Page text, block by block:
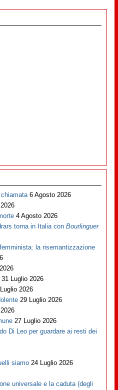
6 Agosto 2026
4 Agosto 2026
torna in Italia conBourlinguer
la risemantizzazione
31 Luglio 2026
2026
29 Luglio 2026
27 Luglio 2026
Di Leo per guardare ai resti dei
siamo 24 Luglio 2026
universale e la caduta (degli